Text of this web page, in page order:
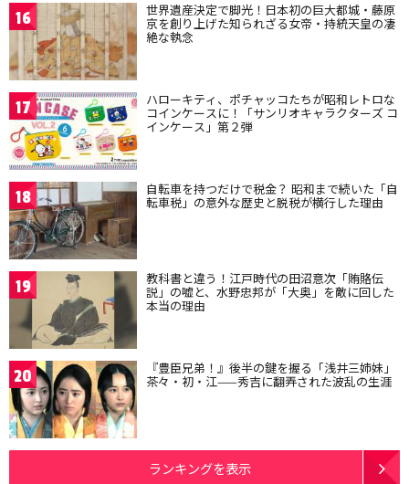
16 世界遺産決定で脚光！日本初の巨大都城・藤原
京を創り上げた知られざる女帝・持統天皇の凄
絶な執念
17 ハローキティ、ポチャッコたちが昭和レトロな
コインケースに！「サンリオキャラクターズ コ
インケース」第２弾
18 自転車を持つだけで税金？ 昭和まで続いた「自
転車税」の意外な歴史と脱税が横行した理由
19 教科書と違う！江戸時代の田沼意次「賄賂伝
説」の嘘と、水野忠邦が「大奥」を敵に回した
本当の理由
20 『豊臣兄弟！』後半の鍵を握る「浅井三姉妹」
茶々・初・江——秀吉に翻弄された波乱の生涯
ランキングを表示